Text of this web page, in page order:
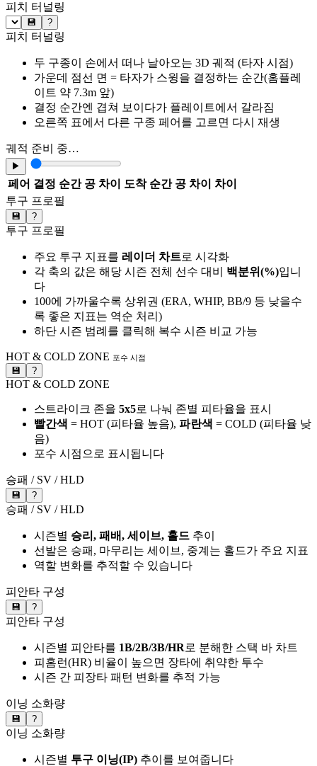
피치 터널링
💾 ?
피치 터널링
두 구종이 손에서 떠나 날아오는 3D 궤적 (타자 시점)
가운데 점선 면 = 타자가 스윙을 결정하는 순간(홈플레
이트 약 7.3m 앞)
결정 순간엔 겹쳐 보이다가 플레이트에서 갈라짐
오른쪽 표에서 다른 구종 페어를 고르면 다시 재생
궤적 준비 중…
▶
페어 결정 순간 공 차이 도착 순간 공 차이
차이
투구 프로필
💾 ?
투구 프로필
주요 투구 지표를 레이더 차트로 시각화
각 축의 값은 해당 시즌 전체 선수 대비 백분위(%)입니
다
100에 가까울수록 상위권 (ERA, WHIP, BB/9 등 낮을수
록 좋은 지표는 역순 처리)
하단 시즌 범례를 클릭해 복수 시즌 비교 가능
HOT & COLD ZONE 포수 시점
💾 ?
HOT & COLD ZONE
스트라이크 존을 5x5로 나눠 존별 피타율을 표시
빨간색 = HOT (피타율 높음), 파란색 = COLD (피타율 낮
음)
포수 시점으로 표시됩니다
승패 / SV / HLD
💾 ?
승패 / SV / HLD
시즌별 승리, 패배, 세이브, 홀드 추이
선발은 승패, 마무리는 세이브, 중계는 홀드가 주요 지표
역할 변화를 추적할 수 있습니다
피안타 구성
💾 ?
피안타 구성
시즌별 피안타를 1B/2B/3B/HR로 분해한 스택 바 차트
피홈런(HR) 비율이 높으면 장타에 취약한 투수
시즌 간 피장타 패턴 변화를 추적 가능
이닝 소화량
💾 ?
이닝 소화량
시즌별 투구 이닝(IP) 추이를 보여줍니다